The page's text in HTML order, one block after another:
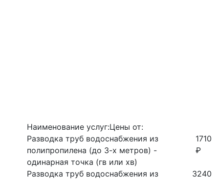
Наименование услуг:Цены от:
Разводка труб водоснабжения из
полипропилена (до 3-х метров) -
одинарная точка (гв или хв)
1710
₽
Разводка труб водоснабжения из
3240